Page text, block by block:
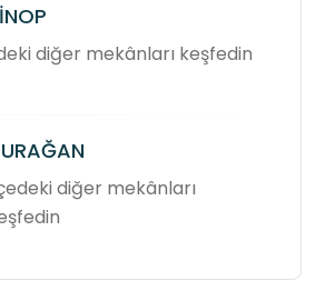
diğer mekânları keşfedin
diğer mekânları